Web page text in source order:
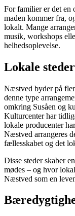
For familier er det en
maden kommer fra,
lokalt. Mange
musik, workshops
helhedsoplevelse.
Lokale
Næstved byder på
denne type
omkring Susåen og
Kulturcenter har
lokale producenter
Næstved arrangeres
fællesskabet og det
Disse steder skaber
mødes – og hvor
Næstved som en